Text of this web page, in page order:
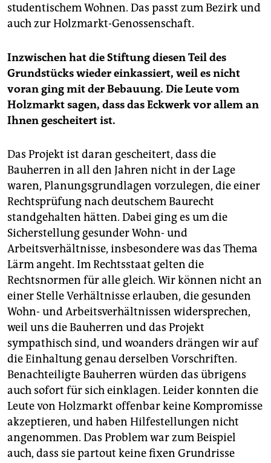
studentischem Wohnen. Das passt zum Bezirk und
auch zur Holzmarkt-Genossenschaft.
Inzwischen hat die Stiftung diesen Teil des
Grundstücks wieder einkassiert, weil es nicht
voran ging mit der Bebauung. Die Leute vom
Holzmarkt sagen, dass das Eckwerk vor allem an
Ihnen gescheitert ist.
Das Projekt ist daran gescheitert, dass die
Bauherren in all den Jahren nicht in der Lage
waren, Planungsgrundlagen vorzulegen, die einer
Rechtsprüfung nach deutschem Baurecht
standgehalten hätten. Dabei ging es um die
Sicherstellung gesunder Wohn- und
Arbeitsverhältnisse, insbesondere was das Thema
Lärm angeht. Im Rechtsstaat gelten die
Rechtsnormen für alle gleich. Wir können nicht an
einer Stelle Verhältnisse erlauben, die gesunden
Wohn- und Arbeitsverhältnissen widersprechen,
weil uns die Bauherren und das Projekt
sympathisch sind, und woanders drängen wir auf
die Einhaltung genau derselben Vorschriften.
Benachteiligte Bauherren würden das übrigens
auch sofort für sich einklagen. Leider konnten die
Leute von Holzmarkt offenbar keine Kompromisse
akzeptieren, und haben Hilfestellungen nicht
angenommen. Das Problem war zum Beispiel
auch, dass sie partout keine fixen Grundrisse